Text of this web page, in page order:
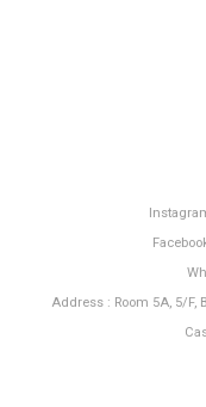
Address : Room 5A, 5/F,